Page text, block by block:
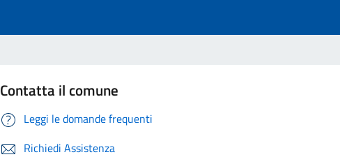
Contatta il comune
Leggi le domande frequenti
Richiedi Assistenza